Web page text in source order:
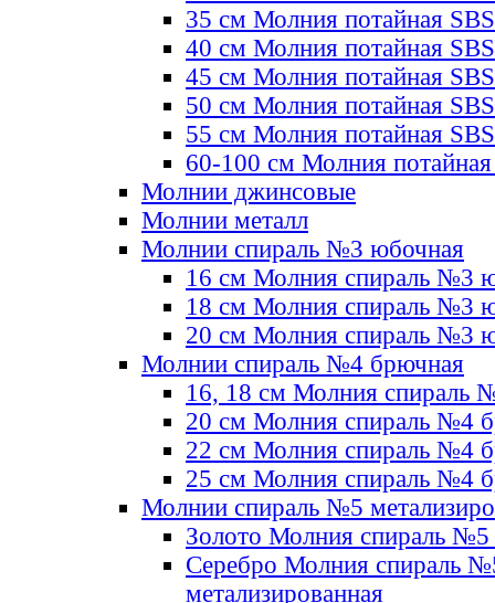
35 см Молния потайная SBS
40 см Молния потайная SBS
45 см Молния потайная SBS
50 см Молния потайная SBS
55 см Молния потайная SBS
60-100 см Молния
Молнии джинсовые
Молнии металл
Молнии спираль №3 юбочная
16 см Молния спираль №3
18 см Молния спираль №3
20 см Молния спираль №3
Молнии спираль №4 брючная
16, 18 см Молния спираль
20 см Молния спираль №4
22 см Молния спираль №4
25 см Молния спираль №4
Молнии спираль №5
Золото Молния спираль №5
Серебро Молния спираль
метализированная